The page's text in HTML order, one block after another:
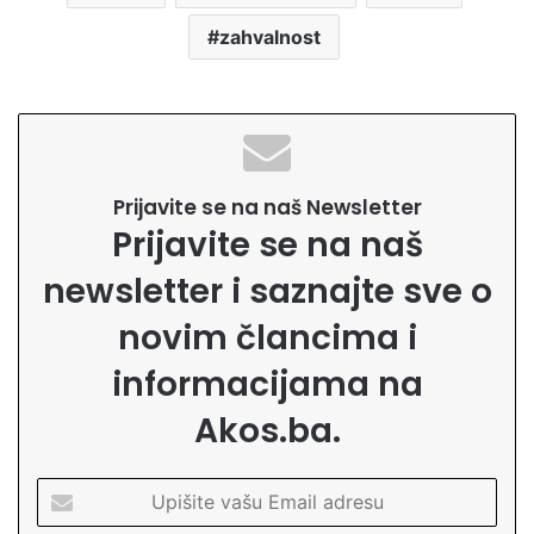
zahvalnost
Prijavite se na naš Newsletter
Prijavite se na naš
newsletter i saznajte sve o
novim člancima i
informacijama na
Akos.ba.